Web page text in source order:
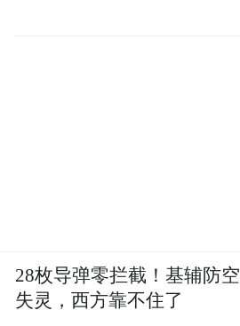
28枚导弹零拦截！基辅防空
失灵，西方靠不住了